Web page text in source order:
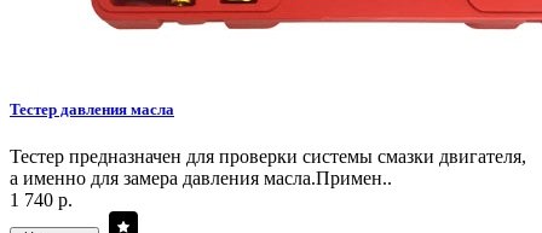
Тестер давления масла
Тестер предназначен для проверки системы смазки двигателя,
а именно для замера давления масла.Примен..
1 740 р.